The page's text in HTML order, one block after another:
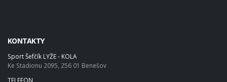
KONTAKTY
Sport Šefčík LYŽE - KOLA
Ke Stadionu 2095, 256 01 Benešov
TELEFON